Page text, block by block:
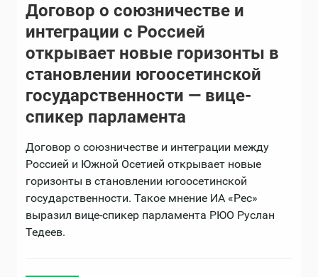
Договор о союзничестве и
интеграции с Россией
открывает новые горизонты в
становлении югоосетинской
государственности — вице-
спикер парламента
Договор о союзничестве и интеграции между
Россией и Южной Осетией открывает новые
горизонты в становлении югоосетинской
государственности. Такое мнение ИА «Рес»
выразил вице-спикер парламента РЮО Руслан
Тедеев.